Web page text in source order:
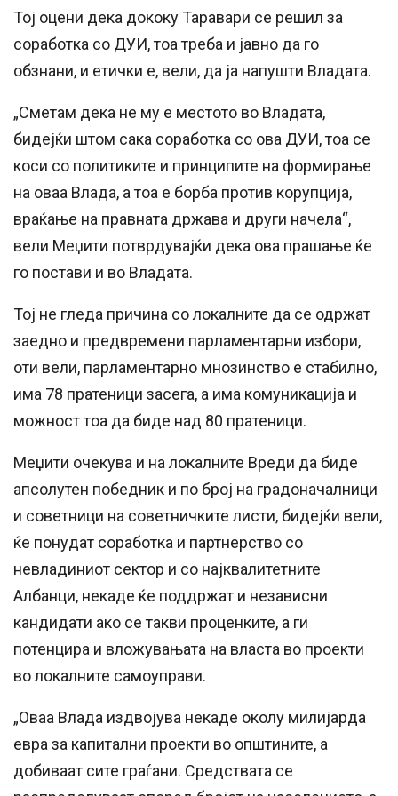
Тој оцени дека дококу Таравари се решил за
соработка со ДУИ, тоа треба и јавно да го
обзнани, и етички е, вели, да ја напушти Владата.
„Сметам дека не му е местото во Владата,
бидејќи штом сака соработка со ова ДУИ, тоа се
коси со политиките и принципите на формирање
на оваа Влада, а тоа е борба против корупција,
враќање на правната држава и други начела“,
вели Меџити потврдувајќи дека ова прашање ќе
го постави и во Владата.
Тој не гледа причина со локалните да се одржат
заедно и предвремени парламентарни избори,
оти вели, парламентарно мнозинство е стабилно,
има 78 пратеници засега, а има комуникација и
можност тоа да биде над 80 пратеници.
Меџити очекува и на локалните Вреди да биде
апсолутен победник и по број на градоначалници
и советници на советничките листи, бидејќи вели,
ќе понудат соработка и партнерство со
невладиниот сектор и со најквалитетните
Албанци, некаде ќе поддржат и независни
кандидати ако се такви проценките, а ги
потенцира и вложувањата на власта во проекти
во локалните самоуправи.
„Оваа Влада издвојува некаде околу милијарда
евра за капитални проекти во општините, а
добиваат сите граѓани. Средствата се